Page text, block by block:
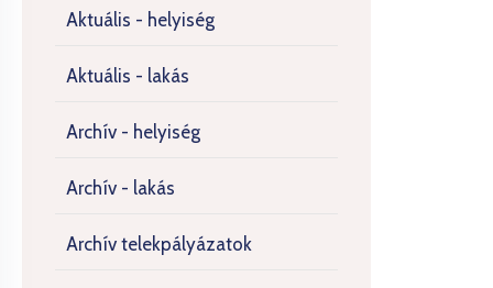
Aktuális - helyiség
Aktuális - lakás
Archív - helyiség
Archív - lakás
Archív telekpályázatok